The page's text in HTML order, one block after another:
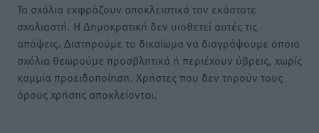
Τα σχόλια εκφράζουν αποκλειστικά τον εκάστοτε
σχολιαστή. Η Δημοκρατική δεν υιοθετεί αυτές τις
απόψεις. Διατηρούμε το δικαίωμα να διαγράψουμε όποια
σχόλια θεωρούμε προσβλητικά ή περιέχουν ύβρεις, χωρίς
καμμία προειδοποίηση. Χρήστες που δεν τηρούν τους
όρους χρήσης αποκλείονται.